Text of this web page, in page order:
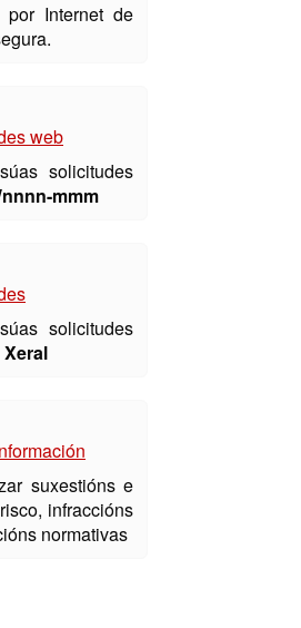
Internet de
web
solicitudes
mmm
solicitudes
suxestións e
infraccións
normativas